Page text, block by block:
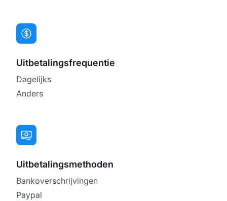
Uitbetalingsfrequentie
Dagelijks
Anders
Uitbetalingsmethoden
Bankoverschrijvingen
Paypal